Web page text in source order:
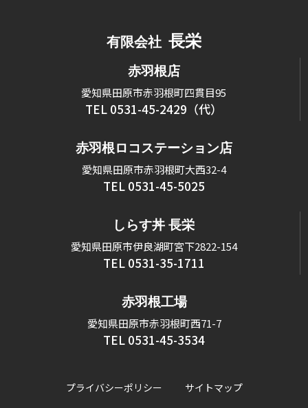
有限会社 長栄
赤羽根店
愛知県田原市赤羽根町四貫目95
TEL 0531-45-2429（代）
赤羽根ロコステーション店
愛知県田原市赤羽根町大西32-4
TEL 0531-45-5025
しらす丼 長栄
愛知県田原市伊良湖町宮下2822-154
TEL 0531-35-1711
赤羽根工場
愛知県田原市赤羽根町西71-7
TEL 0531-45-3534
プライバシーポリシー サイトマップ